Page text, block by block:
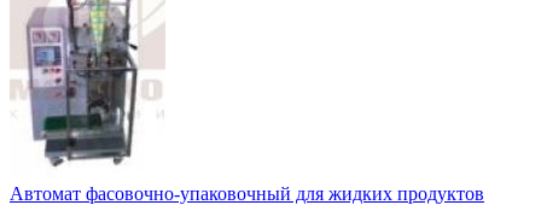
Автомат фасовочно-упаковочный для жидких продуктов